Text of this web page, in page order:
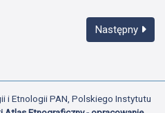
Następny
i Etnologii PAN, Polskiego Instytutu